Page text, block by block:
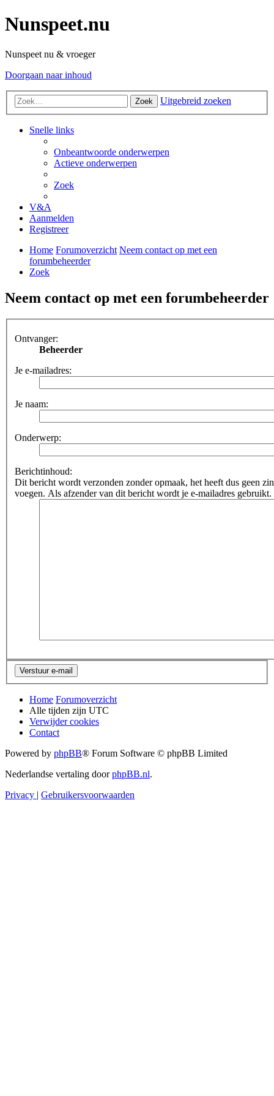
Nunspeet.nu
Nunspeet nu & vroeger
Doorgaan naar inhoud
Zoek Uitgebreid zoeken
Snelle links
Onbeantwoorde onderwerpen
Actieve onderwerpen
Zoek
V&A
Aanmelden
Registreer
Home Forumoverzicht Neem contact op met een
forumbeheerder
Zoek
Neem contact op met een forumbeheerder
Ontvanger:
Beheerder
Je e-mailadres:
Je naam:
Onderwerp:
Berichtinhoud:
Dit bericht wordt verzonden zonder opmaak, het heeft dus geen
voegen. Als afzender van dit bericht wordt je e-mailadres gebruikt.
Home Forumoverzicht
Alle tijden zijn UTC
Verwijder cookies
Contact
Powered by phpBB® Forum Software © phpBB Limited
Nederlandse vertaling doorphpBB.nl.
Privacy
Gebruikersvoorwaarden